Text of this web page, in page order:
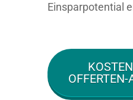
Einsparpotential
OFFERTEN-